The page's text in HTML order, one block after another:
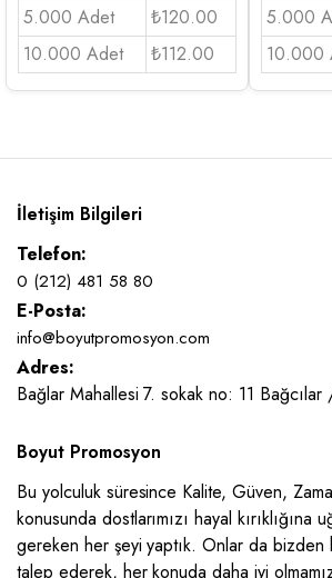
5.000 Adet
₺120.00
10.000 Adet
₺112.00
5.000
10.000
İletişim Bilgileri
Telefon:
0 (212) 481 58 80
E-Posta:
info@boyutpromosyon.com
Adres:
Bağlar Mahallesi 7. sokak no: 11 Bağcılar
Boyut Promosyon
Bu yolculuk süresince Kalite, Güven,
konusunda dostlarımızı hayal kırıklığına
gereken her şeyi yaptık. Onlar da bizden
talep ederek, her konuda daha iyi